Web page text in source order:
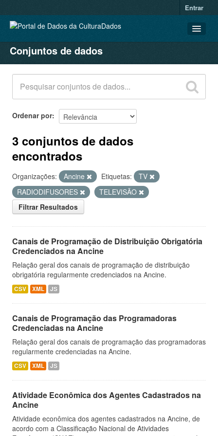
Entrar
CONJUNTOS DE DADOS
ORGANIZAÇÕES
GRUPOS
SOBRE
Conjuntos de dados
Ordenar por
3 conjuntos de dados
encontrados
Organizações: Ancine Etiquetas:
TV
RADIODIFUSORES
TELEVISÃO
Filtrar Resultados
Canais de Programação de Distribuição Obrigatória
Credenciados na Ancine
Relação geral dos canais de programação de distribuição
obrigatória regularmente credenciados na Ancine.
CSV XML JS
Canais de Programação das Programadoras
Credenciadas na Ancine
Relação geral dos canais de programação das programadoras
regularmente credenciadas na Ancine.
CSV XML JS
Atividade Econômica dos Agentes Cadastrados na
Ancine
Atividade econômica dos agentes cadastrados na Ancine, de
acordo com a Classificação Nacional de Atividades